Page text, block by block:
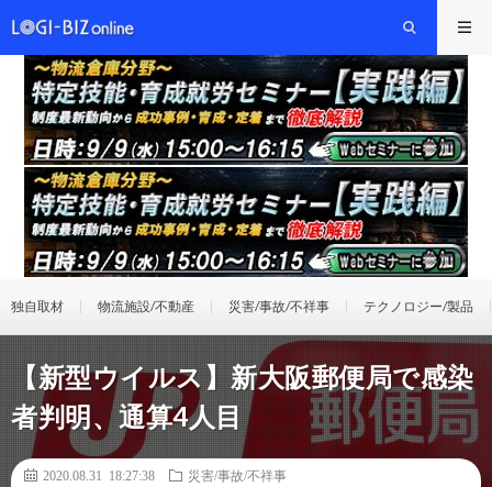
独自取材 物流施設/不動産 災害/事故/不祥事 テクノロジー/製品
【新型ウイルス】新大阪郵便局で感染
者判明、通算4人目
2020.08.31 18:27:38
災害/事故/不祥事